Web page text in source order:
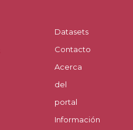
Datasets
Contacto
Acerca
del
portal
Información